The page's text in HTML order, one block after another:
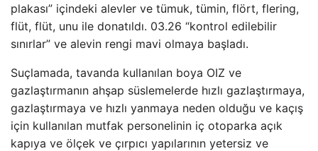
plakası” içindeki alevler ve tümuk, tümin, flört, flering,
flüt, flüt, unu ile donatıldı. 03.26 “kontrol edilebilir
sınırlar” ve alevin rengi mavi olmaya başladı.
Suçlamada, tavanda kullanılan boya OIZ ve
gazlaştırmanın ahşap süslemelerde hızlı gazlaştırmaya,
gazlaştırmaya ve hızlı yanmaya neden olduğu ve kaçış
için kullanılan mutfak personelinin iç otoparka açık
kapıya ve ölçek ve çırpıcı yapılarının yetersiz ve